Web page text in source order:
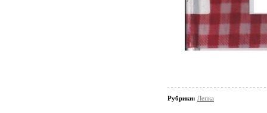
Рубрики: Лепка